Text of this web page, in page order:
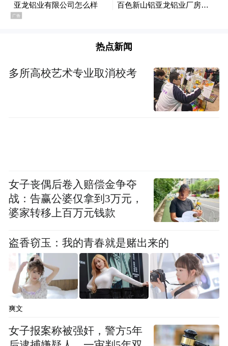
热点新闻
多所高校艺术专业取消校考
女子丧偶后卷入赔偿金争夺
战：告赢公婆仅拿到3万元，
婆家转移上百万元钱款
盗香窃玉：我的青春就是赌出来的
爽文
女子报案称被强奸，警方5年